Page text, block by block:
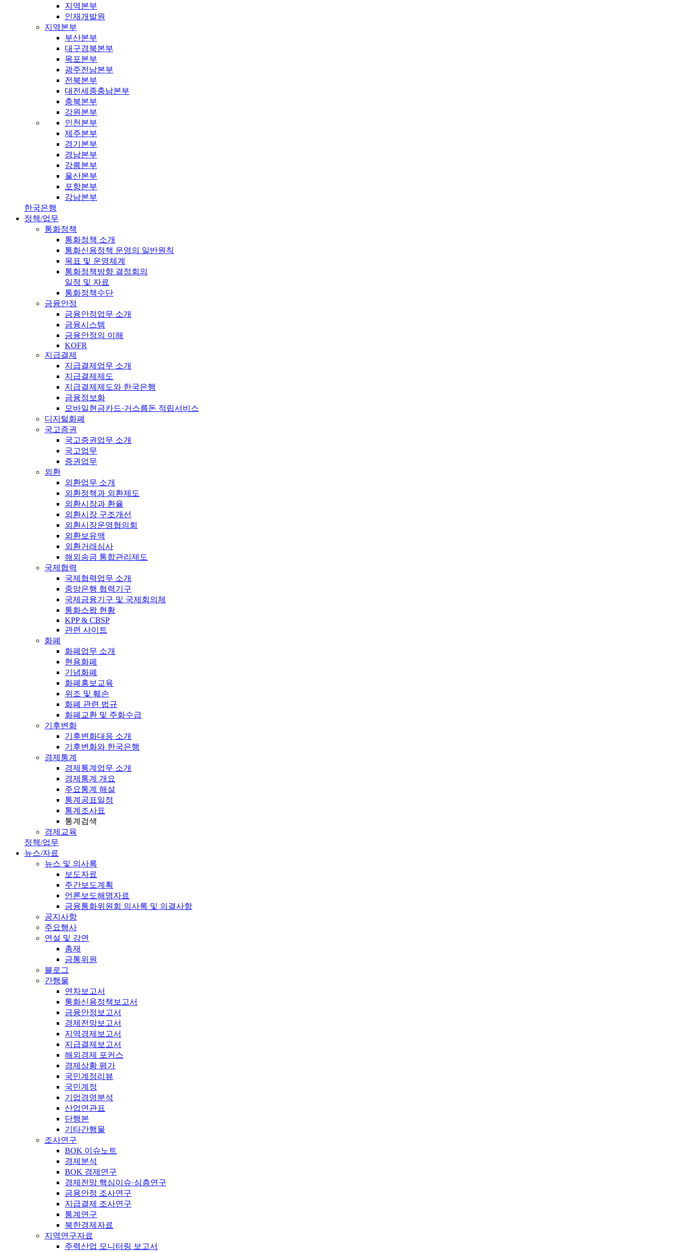
지역본부
인재개발원
지역본부
부산본부
대구경북본부
목포본부
광주전남본부
전북본부
대전세종충남본부
충북본부
강원본부
인천본부
제주본부
경기본부
경남본부
강릉본부
울산본부
포항본부
강남본부
한국은행
정책/업무
통화정책
통화정책 소개
통화신용정책 운영의 일반원칙
목표 및 운영체계
통화정책방향 결정회의
일정 및 자료
통화정책수단
금융안정
금융안정업무 소개
금융시스템
금융안정의 이해
KOFR
지급결제
지급결제업무 소개
지급결제제도
지급결제제도와 한국은행
금융정보화
모바일현금카드·거스름돈 적립서비스
디지털화폐
국고증권
국고증권업무 소개
국고업무
증권업무
외환
외환업무 소개
외환정책과 외환제도
외환시장과 환율
외환시장 구조개선
외환시장운영협의회
외환보유액
외환거래심사
해외송금 통합관리제도
국제협력
국제협력업무 소개
중앙은행 협력기구
국제금융기구 및 국제회의체
통화스왑 현황
KPP & CBSP
관련 사이트
화폐
화폐업무 소개
현용화폐
기념화폐
화폐홍보교육
위조 및 훼손
화폐 관련 법규
화폐교환 및 주화수급
기후변화
기후변화대응 소개
기후변화와 한국은행
경제통계
경제통계업무 소개
경제통계 개요
주요통계 해설
통계공표일정
통계조사표
통계검색
경제교육
정책/업무
뉴스/자료
뉴스 및 의사록
보도자료
주간보도계획
언론보도해명자료
금융통화위원회 의사록 및 의결사항
공지사항
주요행사
연설 및 강연
총재
금통위원
블로그
간행물
연차보고서
통화신용정책보고서
금융안정보고서
경제전망보고서
지역경제보고서
지급결제보고서
해외경제 포커스
경제상황 평가
국민계정리뷰
국민계정
기업경영분석
산업연관표
단행본
기타간행물
조사연구
BOK 이슈노트
경제분석
BOK 경제연구
경제전망 핵심이슈·심층연구
금융안정 조사연구
지급결제 조사연구
통계연구
북한경제자료
지역연구자료
주력산업 모니터링 보고서